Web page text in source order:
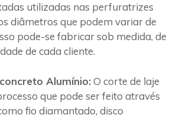
utilizadas nas perfuratrizes
diâmetros que podem variar de
pode-se fabricar sob medida, de
de cada cliente.
Alumínio: O corte de laje
que pode ser feito através
fio diamantado, disco